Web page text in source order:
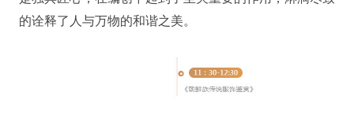
的诠释了人与万物的和谐之美。